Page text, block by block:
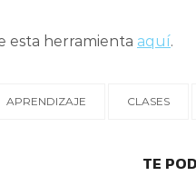
esta herramienta aquí.
APRENDIZAJE CLASES
TE